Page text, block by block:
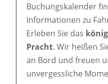
Buchungskalender
Informationen zu
Erleben Sie das
Pracht. Wir heißen
an Bord und freuen
unvergessliche